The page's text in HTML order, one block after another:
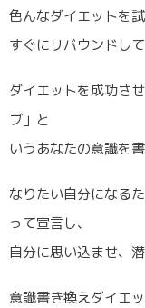
色んなダイエットを
すぐにリバウンドし
ダイエットを成功さ
ブ」と
いうあなたの意識を
なりたい自分になる
って宣言し、
自分に思い込ませ、
意識書き換えダイエ